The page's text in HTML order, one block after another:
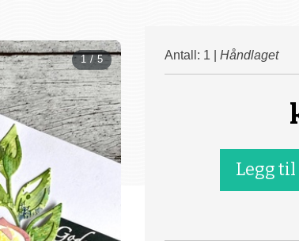
1 / 5 Antall: 1 | Håndlaget